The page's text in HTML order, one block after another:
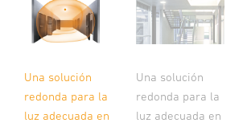
Una solución
redonda para la
luz adecuada en
Una solución
redonda para la
luz adecuada en